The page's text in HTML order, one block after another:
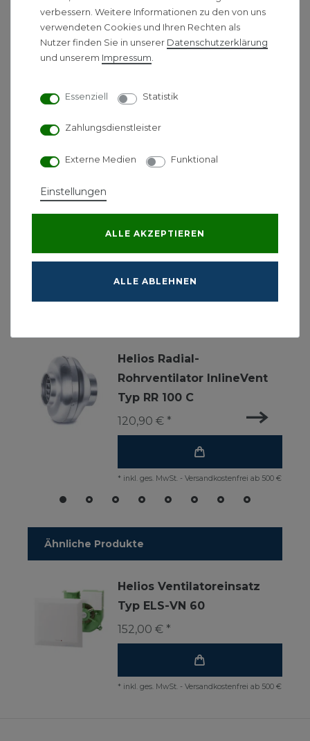
Montagekonsole Helios MK 4
fürTypen RR und RRK Ex
Zur Befestigung der Typen RR und RRK Ex an
Installationsanleitung (pdf)
Katalogseite (pdf)
Helios Radial-
Rohrventilator InlineVent
Typ RR 100 C
120,90 € *
* inkl. ges. MwSt. - Versandkostenfrei ab 500 €
Ähnliche Produkte
Helios Ventilatoreinsatz
Typ ELS-VN 60
152,00 € *
* inkl. ges. MwSt. - Versandkostenfrei ab 500 €
verbessern. Weitere Informationen zu den von uns
verwendeten Cookies und Ihren Rechten als
Nutzer finden Sie in unserer Daten­schutz­erklärung
und unserem Impressum
Essenziell Statistik
Zahlungsdienstleister
Externe Medien Funktional
Einstellungen
ALLE AKZEPTIEREN
ALLE ABLEHNEN